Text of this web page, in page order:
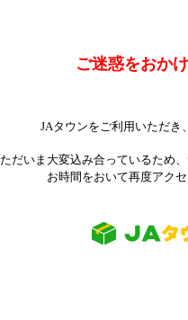
ご迷惑をおか
JAタウンをご利用いただき
ただいま大変込み合っているため
お時間をおいて再度アク